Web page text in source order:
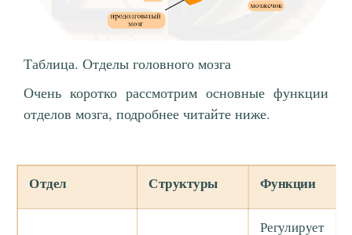
Таблица. Отделы головного мозга
Очень коротко рассмотрим основные функции
отделов мозга, подробнее читайте ниже.
Отдел Структуры Функции
Регулирует